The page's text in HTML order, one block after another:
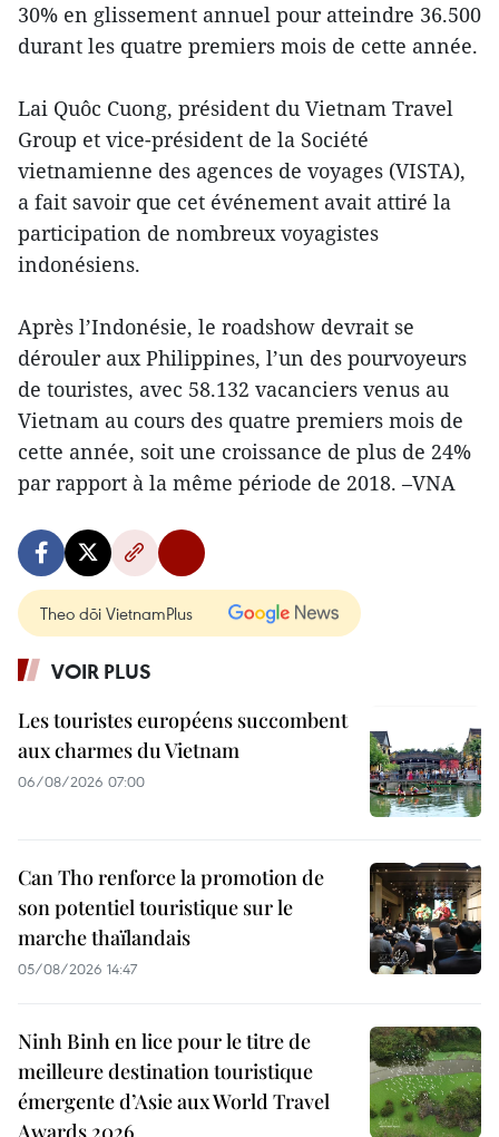
30% en glissement annuel pour atteindre 36.500
durant les quatre premiers mois de cette année.
Lai Quôc Cuong, président du Vietnam Travel
Group et vice-président de la Société
vietnamienne des agences de voyages (VISTA),
a fait savoir que cet événement avait attiré la
participation de nombreux voyagistes
indonésiens.
Après l’Indonésie, le roadshow devrait se
dérouler aux Philippines, l’un des pourvoyeurs
de touristes, avec 58.132 vacanciers venus au
Vietnam au cours des quatre premiers mois de
cette année, soit une croissance de plus de 24%
par rapport à la même période de 2018. –VNA
Theo dõi VietnamPlus
VOIR PLUS
Les touristes européens succombent
aux charmes du Vietnam
06/08/2026 07:00
Can Tho renforce la promotion de
son potentiel touristique sur le
marche thaïlandais
05/08/2026 14:47
Ninh Binh en lice pour le titre de
meilleure destination touristique
émergente d’Asie aux World Travel